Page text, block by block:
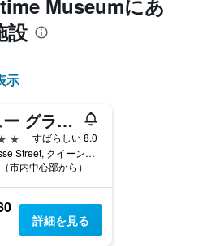
Museum​にあ
設
示
ビュー グランド
すばらしい 8.0
46 Hesse Street, クイーンズクリフ, VIC, オーストラリア
市内中心部から）
詳細を見る